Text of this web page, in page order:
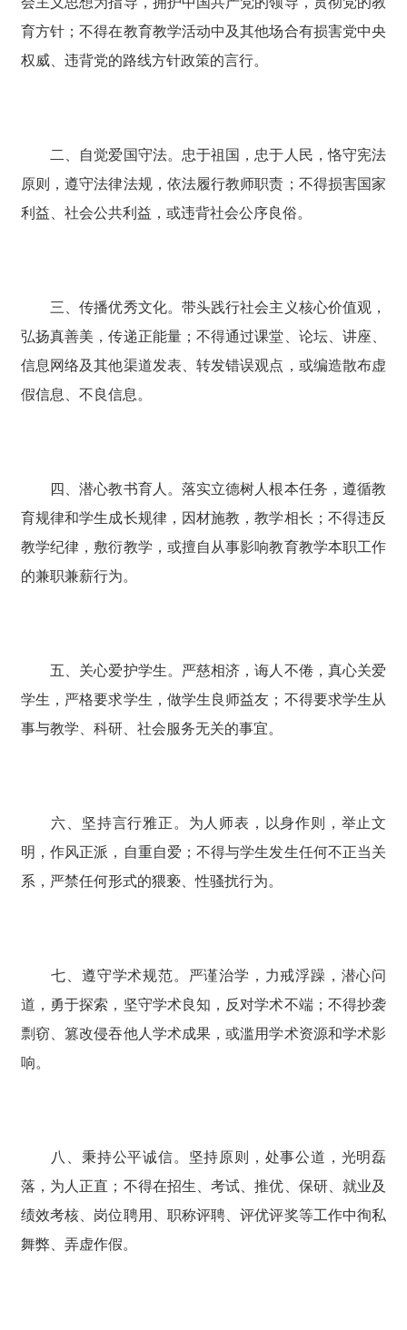
育方针；不得在教育教学活动中及其他场合有损害党中央
权威、违背党的路线方针政策的言行。
二、自觉爱国守法。忠于祖国，忠于人民，恪守宪法
原则，遵守法律法规，依法履行教师职责；不得损害国家
利益、社会公共利益，或违背社会公序良俗。
三、传播优秀文化。带头践行社会主义核心价值观，
弘扬真善美，传递正能量；不得通过课堂、论坛、讲座、
信息网络及其他渠道发表、转发错误观点，或编造散布虚
假信息、不良信息。
四、潜心教书育人。落实立德树人根本任务，遵循教
育规律和学生成长规律，因材施教，教学相长；不得违反
教学纪律，敷衍教学，或擅自从事影响教育教学本职工作
的兼职兼薪行为。
五、关心爱护学生。严慈相济，诲人不倦，真心关爱
学生，严格要求学生，做学生良师益友；不得要求学生从
事与教学、科研、社会服务无关的事宜。
六、坚持言行雅正。为人师表，以身作则，举止文
明，作风正派，自重自爱；不得与学生发生任何不正当关
系，严禁任何形式的猥亵、性骚扰行为。
七、遵守学术规范。严谨治学，力戒浮躁，潜心问
道，勇于探索，坚守学术良知，反对学术不端；不得抄袭
剽窃、篡改侵吞他人学术成果，或滥用学术资源和学术影
响。
八、秉持公平诚信。坚持原则，处事公道，光明磊
落，为人正直；不得在招生、考试、推优、保研、就业及
绩效考核、岗位聘用、职称评聘、评优评奖等工作中徇私
舞弊、弄虚作假。